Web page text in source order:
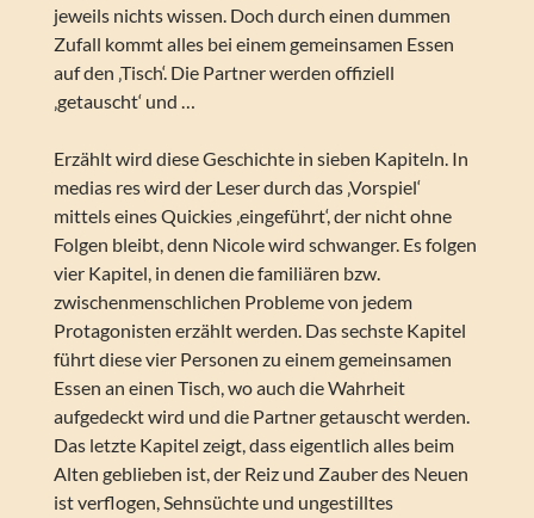
jeweils nichts wissen. Doch durch einen dummen
Zufall kommt alles bei einem gemeinsamen Essen
auf den ‚Tisch‘. Die Partner werden offiziell
‚getauscht‘ und …
Erzählt wird diese Geschichte in sieben Kapiteln. In
medias res wird der Leser durch das ‚Vorspiel‘
mittels eines Quickies ‚eingeführt‘, der nicht ohne
Folgen bleibt, denn Nicole wird schwanger. Es folgen
vier Kapitel, in denen die familiären bzw.
zwischenmenschlichen Probleme von jedem
Protagonisten erzählt werden. Das sechste Kapitel
führt diese vier Personen zu einem gemeinsamen
Essen an einen Tisch, wo auch die Wahrheit
aufgedeckt wird und die Partner getauscht werden.
Das letzte Kapitel zeigt, dass eigentlich alles beim
Alten geblieben ist, der Reiz und Zauber des Neuen
ist verflogen, Sehnsüchte und ungestilltes